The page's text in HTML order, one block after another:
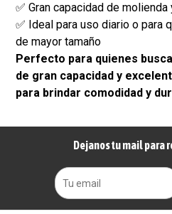
✅ Gran capacidad de
✅ Ideal para uso diario o para
de mayor tamaño
Perfecto para quienes
de gran capacidad y
para brindar comodidad y
Dejanos tu mail para